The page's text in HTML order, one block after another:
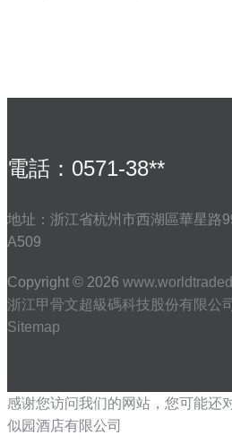
電話：0571-38**
地址：浙江省杭州市西湖區華星路
A509
Copyright © 2026
浙江甲骨文超級碼科技股份有限公司
Sitemap
感谢您访问我们的网站，您可能还
似园酒店有限公司